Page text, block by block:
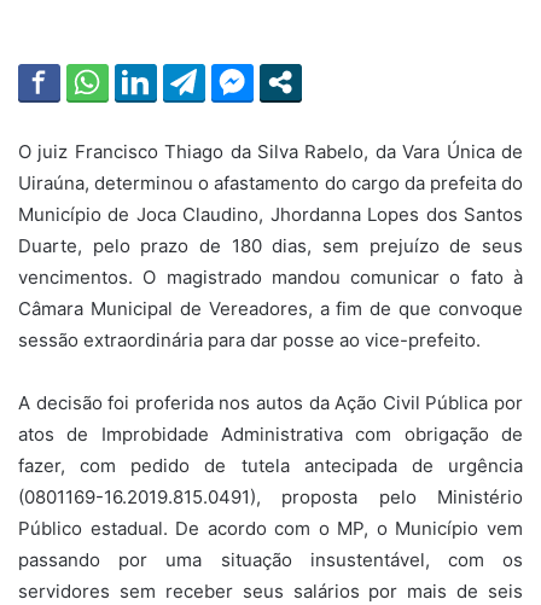
O juiz Francisco Thiago da Silva Rabelo, da Vara Única de
Uiraúna, determinou o afastamento do cargo da prefeita do
Município de Joca Claudino, Jhordanna Lopes dos Santos
Duarte, pelo prazo de 180 dias, sem prejuízo de seus
vencimentos. O magistrado mandou comunicar o fato à
Câmara Municipal de Vereadores, a fim de que convoque
sessão extraordinária para dar posse ao vice-prefeito.
A decisão foi proferida nos autos da Ação Civil Pública por
atos de Improbidade Administrativa com obrigação de
fazer, com pedido de tutela antecipada de urgência
(0801169-16.2019.815.0491), proposta pelo Ministério
Público estadual. De acordo com o MP, o Município vem
passando por uma situação insustentável, com os
servidores sem receber seus salários por mais de seis